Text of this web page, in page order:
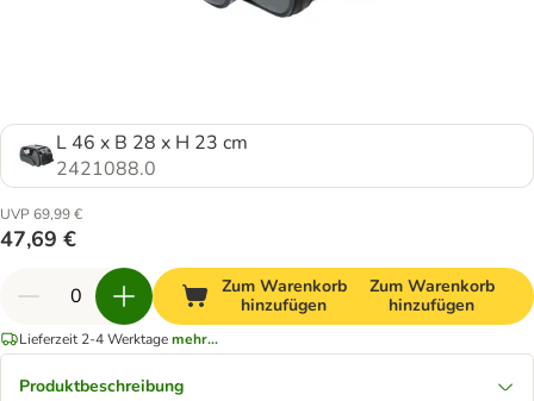
L 46 x B 28 x H 23 cm
2421088.0
UVP 69,99 €
47,69 €
Zum Warenkorb
hinzufügen
Zum Warenkorb
hinzufügen
Lieferzeit 2-4 Werktagemehr...
Produktbeschreibung